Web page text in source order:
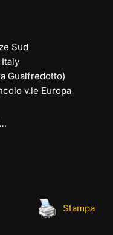
Sud
Italy
Gualfredotto)
v.le Europa
Stampa